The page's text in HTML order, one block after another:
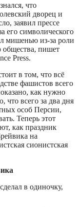
что
дворец и
заявил прессе
его символического
мишенью из-за роли
общества, пишет
Press.
в том, что всё
фашистов всего
как нужно
что всего за два дня
особ Персии,
Теперь этот
как праздник
на
сионистская
в одиночку,